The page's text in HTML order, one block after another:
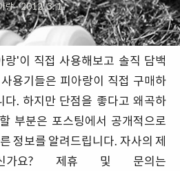
랑·2012. 3. 1
'이 직접 사용해보고 솔직 담백
용기들은 피아랑이 직접 구매하
다. 하지만 단점을 좋다고 왜곡하
부분은 포스팅에서 공개적으로
정보를 알려드립니다. 자사의 제
가요? 제휴 및 문의는